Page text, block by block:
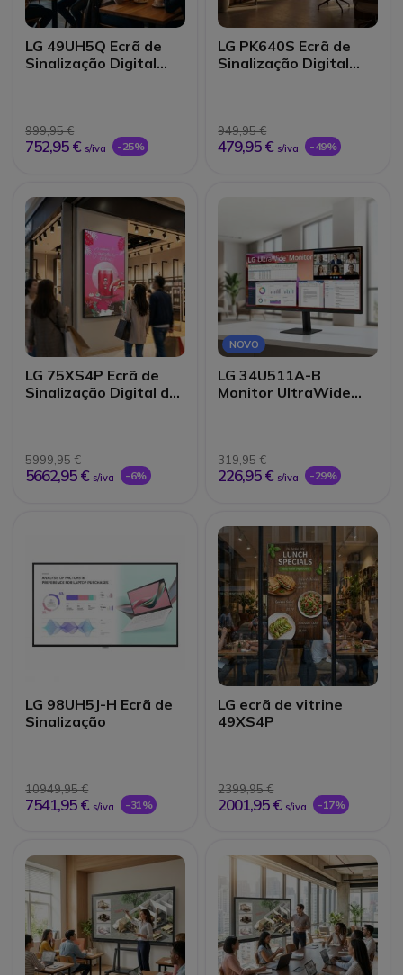
LG 49UH5Q Ecrã de
Sinalização Digital
999,95 €
752,95 € s/iva -25%
LG PK640S Ecrã de
Sinalização Digital
949,95 €
479,95 € s/iva -49%
LG 75XS4P Ecrã de
Sinalização Digital de
5999,95 €
5662,95 € s/iva -6%
NOVO
LG 34U511A-B
Monitor UltraWide
319,95 €
226,95 € s/iva -29%
LG 98UH5J-H Ecrã de
Sinalização
10949,95 €
7541,95 € s/iva -31%
LG ecrã de vitrine
49XS4P
2399,95 €
2001,95 € s/iva -17%